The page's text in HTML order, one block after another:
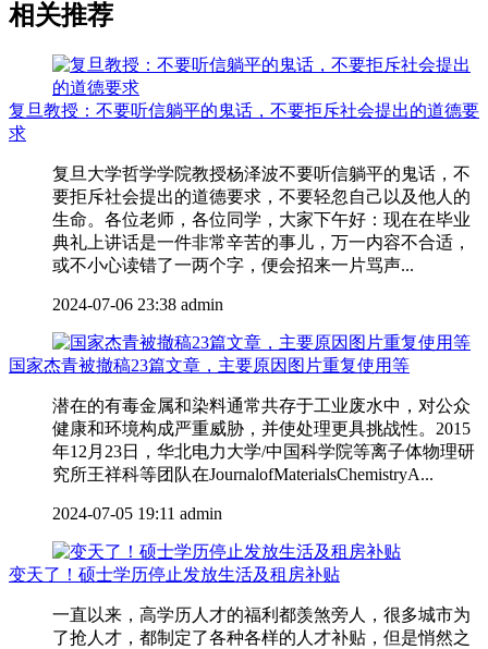
相关推荐
复旦教授：不要听信躺平的鬼话，不要拒斥社会提出的道德要
求
复旦大学哲学学院教授杨泽波不要听信躺平的鬼话，不
要拒斥社会提出的道德要求，不要轻忽自己以及他人的
生命。各位老师，各位同学，大家下午好：现在在毕业
典礼上讲话是一件非常辛苦的事儿，万一内容不合适，
或不小心读错了一两个字，便会招来一片骂声...
2024-07-06 23:38 admin
国家杰青被撤稿23篇文章，主要原因图片重复使用等
潜在的有毒金属和染料通常共存于工业废水中，对公众
健康和环境构成严重威胁，并使处理更具挑战性。2015
年12月23日，华北电力大学/中国科学院等离子体物理研
究所王祥科等团队在JournalofMaterialsChemistryA...
2024-07-05 19:11 admin
变天了！硕士学历停止发放生活及租房补贴
一直以来，高学历人才的福利都羡煞旁人，很多城市为
了抢人才，都制定了各种各样的人才补贴，但是悄然之